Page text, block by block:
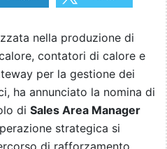
nella produzione di
contatori di calore e
per la gestione dei
ha annunciato la nomina di
di Sales Area Manager
strategica si